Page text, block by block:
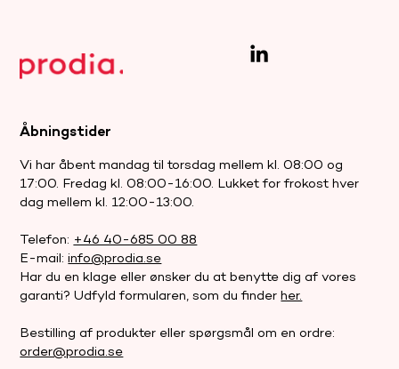
Åbningstider
Vi har åbent mandag til torsdag mellem kl. 08:00 og
17:00. Fredag kl. 08:00-16:00. Lukket for frokost hver
dag mellem kl. 12:00-13:00.
Telefon: +46 40-685 00 88
E-mail:info@prodia.se
Har du en klage eller ønsker du at benytte dig af vores
garanti? Udfyld formularen, som du finderher.
Bestilling af produkter eller spørgsmål om en ordre:
order@prodia.se